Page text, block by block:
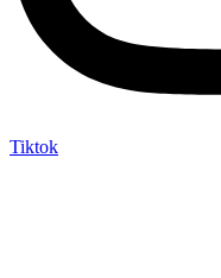
Tiktok